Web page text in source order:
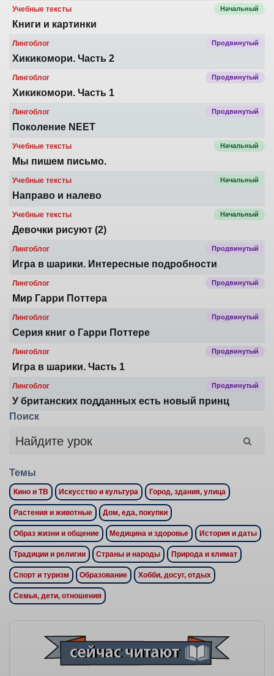
Учебные тексты Начальный
Книги и картинки
Лингоблог Продвинутый
Хикикомори. Часть 2
Лингоблог Продвинутый
Хикикомори. Часть 1
Лингоблог Продвинутый
Поколение NEET
Учебные тексты Начальный
Мы пишем письмо.
Учебные тексты Начальный
Направо и налево
Учебные тексты Начальный
Девочки рисуют (2)
Лингоблог Продвинутый
Игра в шарики. Интересные подробности
Лингоблог Продвинутый
Мир Гарри Поттера
Лингоблог Продвинутый
Серия книг о Гарри Поттере
Лингоблог Продвинутый
Игра в шарики. Часть 1
Лингоблог Продвинутый
У британских подданных есть новый принц
Поиск
Темы
Кино и ТВ Искусство и культура Город, здания, улица
Растения и животные Дом, еда, покупки
Образ жизни и общение Медицина и здоровье История и даты
Традиции и религии Страны и народы Природа и климат
Спорт и туризм Образование Хобби, досуг, отдых
Семья, дети, отношения